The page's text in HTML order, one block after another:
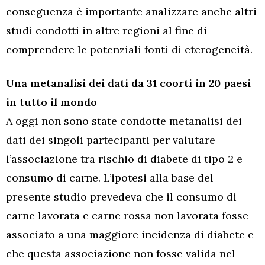
conseguenza è importante analizzare anche altri
studi condotti in altre regioni al fine di
comprendere le potenziali fonti di eterogeneità.
Una metanalisi dei dati da 31 coorti in 20 paesi
in tutto il mondo
A oggi non sono state condotte metanalisi dei
dati dei singoli partecipanti per valutare
l’associazione tra rischio di diabete di tipo 2 e
consumo di carne. L’ipotesi alla base del
presente studio prevedeva che il consumo di
carne lavorata e carne rossa non lavorata fosse
associato a una maggiore incidenza di diabete e
che questa associazione non fosse valida nel